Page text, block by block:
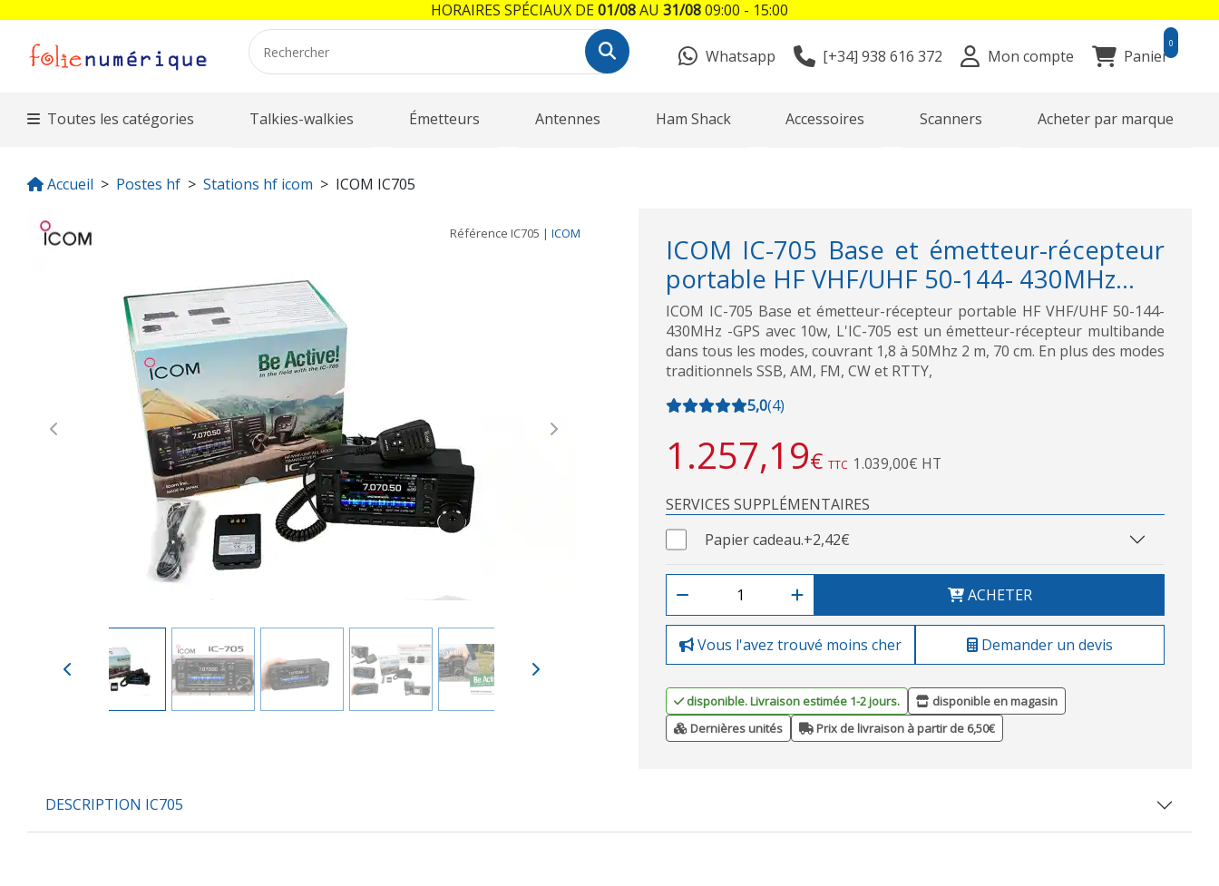
Whatsapp [+34] 938 616 372 Mon compte Panier
0
Toutes les catégories Talkies-walkies Émetteurs Antennes Ham Shack Accessoires Scanners Acheter par marque
Accueil Postes hf Stations hf icom ICOM IC705
Référence IC705 | ICOM
Previous Next
ICOM IC-705 Base et émetteur-récepteur
portable HF VHF/UHF 50-144- 430MHz...
ICOM IC-705 Base et émetteur-récepteur portable HF VHF/UHF 50-144-
430MHz -GPS avec 10w, L'IC-705 est un émetteur-récepteur multibande
dans tous les modes, couvrant 1,8 à 50Mhz 2 m, 70 cm. En plus des modes
traditionnels SSB, AM, FM, CW et RTTY,
5,0(4)
1.257,19€ TTC 1.039,00€ HT
SERVICES SUPPLÉMENTAIRES
Papier cadeau.+2,42€
ACHETER
Vous l'avez trouvé moins cher Demander un devis
disponible. Livraison estimée 1-2 jours.
disponible en magasin
Dernières unités
Prix de livraison à partir de 6,50€
DESCRIPTION IC705
HORAIRES SPÉCIAUX DE01/08AU 31/0809:00 - 15:00